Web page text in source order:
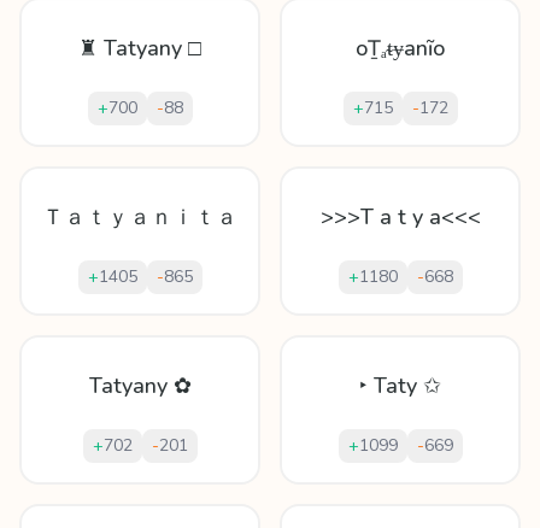
♜ Tatyany □
+700 -88
oṮₐᵵɏаnĩo
+715 -172
Ｔａｔｙａｎｉｔａ
+1405 -865
>>>T a t y a<<<
+1180 -668
Tatyany ✿
+702 -201
‣ Taty ✩
+1099 -669